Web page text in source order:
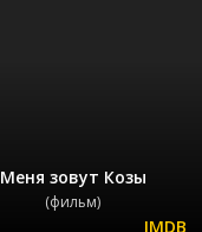
Меня зовут Козы
(фильм)